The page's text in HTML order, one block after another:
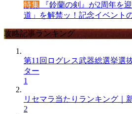
特集 『鈴蘭の剣』が2周年を
道」を解禁ッ！記念イベント
攻略記事ランキング
第11回ログレス武器総選挙選
ター
1
リセマラ当たりランキング｜
2